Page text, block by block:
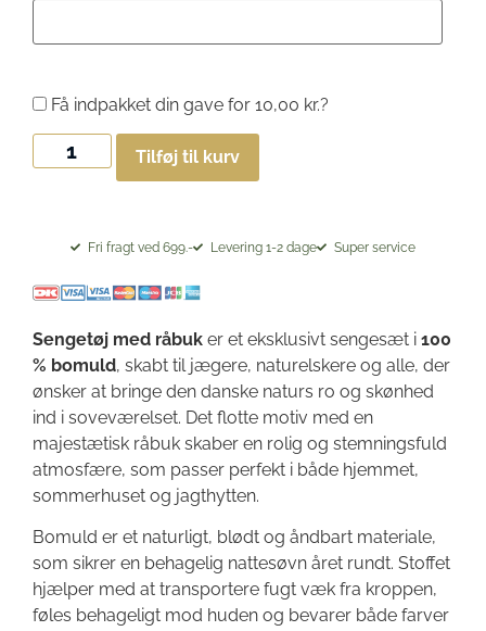
Tilføj til kurv
Få indpakket din gave for 10,00 kr.?
Fri fragt ved 699.- Levering 1-2 dage Super service
Sengetøj med råbuk er et eksklusivt sengesæt i 100
% bomuld, skabt til jægere, naturelskere og alle, der
ønsker at bringe den danske naturs ro og skønhed
ind i soveværelset. Det flotte motiv med en
majestætisk råbuk skaber en rolig og stemningsfuld
atmosfære, som passer perfekt i både hjemmet,
sommerhuset og jagthytten.
Bomuld er et naturligt, blødt og åndbart materiale,
som sikrer en behagelig nattesøvn året rundt. Stoffet
hjælper med at transportere fugt væk fra kroppen,
føles behageligt mod huden og bevarer både farver